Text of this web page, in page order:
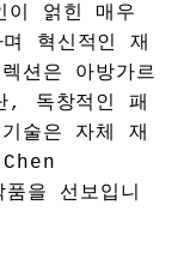
이 얽힌 매우
혁신적인 재
션은 아방가르
, 독창적인 패
술은 자체 재
을 선보입니